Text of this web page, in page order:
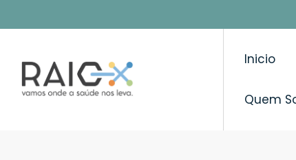
para
conteúdo
Inicio
Quem